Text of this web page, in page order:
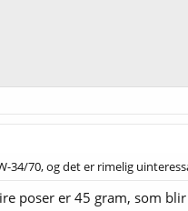
34/70, og det er rimelig
poser er 45 gram, som